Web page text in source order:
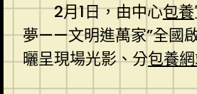
2月1日，由中心包養
夢——文明進萬家”全國
曬呈現場光影、分包養